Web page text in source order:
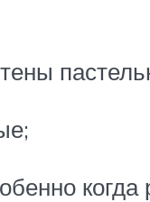
когда